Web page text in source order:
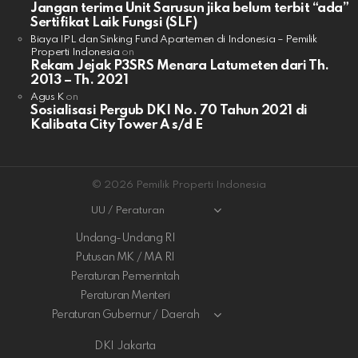
Jangan terima Unit Sarusun jika belum terbit “ada”
Sertifikat Laik Fungsi (SLF)
Biaya IPL dan Sinking Fund Apartemen di Indonesia – Pemilik
Properti Indonesia on
Rekam Jejak P3SRS Menara Latumeten dari Th.
2013 – Th. 2021
Agus Kon
Sosialisasi Pergub DKI No. 70 Tahun 2021 di
Kalibata City Tower A s/d E
© 2026 Pemilik Properti Indonesia
UU / Peraturan
Undang-Undang RI
Putusan MK / MA RI
Peraturan Pemerintah
Peraturan Menteri
Peraturan Gubernur / Daerah
DKI Jakarta